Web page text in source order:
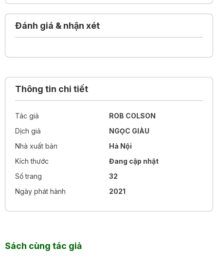
Đánh giá & nhận xét
Thông tin chi tiết
Tác giả
ROB COLSON
Dịch giả
NGỌC GIÀU
Nhà xuất bản
Hà Nội
Kích thước
Đang cập nhật
Số trang
32
Ngày phát hành
2021
Sách cùng tác giả